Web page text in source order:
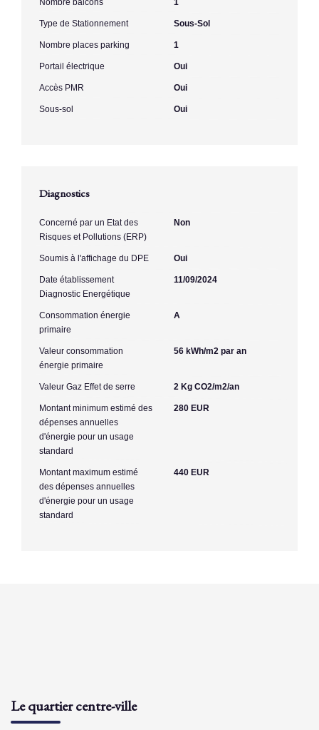
Type de Stationnement Sous-Sol
Nombre places parking 1
Portail électrique Oui
Accès PMR Oui
Sous-sol Oui
Diagnostics
Concerné par un Etat des
Risques et Pollutions (ERP)
Non
Soumis à l'affichage du DPE Oui
Date établissement
Diagnostic Energétique
11/09/2024
Consommation énergie
primaire
A
Valeur consommation
énergie primaire
56 kWh/m2 par an
Valeur Gaz Effet de serre 2 Kg CO2/m2/an
Montant minimum estimé des
dépenses annuelles
d'énergie pour un usage
standard
280 EUR
Montant maximum estimé
des dépenses annuelles
d'énergie pour un usage
standard
440 EUR
Le quartier centre-ville